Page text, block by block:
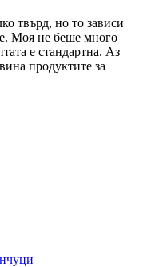
твърд, но то зависи
Моя не беше много
е стандартна. Аз
продуктите за